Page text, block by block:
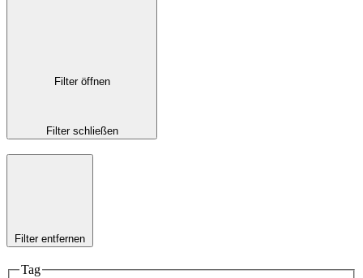
Filter öffnen
Filter schließen
Filter entfernen
Tag